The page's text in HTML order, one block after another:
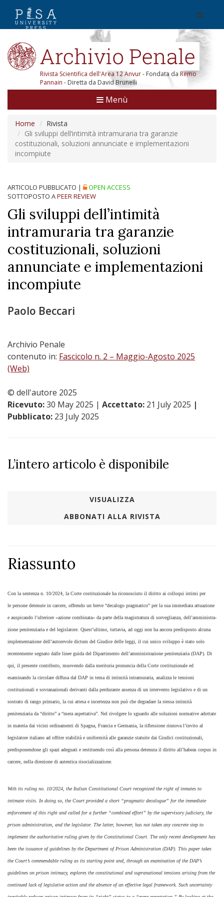
Rivista Scientifica dell'Area 12 Anvur- Fondata da Remo
Pannain - Diretta da David Brunelli
Menù
Home
Rivista
Gli sviluppi dell’intimità intramuraria tra garanzie
costituzionali, soluzioni annunciate e implementazioni
incompiute
ARTICOLO PUBBLICATO |
OPEN ACCESS
SOTTOPOSTO APEER REVIEW
Gli sviluppi dell’intimità
intramuraria tra garanzie
costituzionali, soluzioni
annunciate e implementazioni
incompiute
Paolo Beccari
Archivio Penale
contenuto in: Fascicolo n. 2 – Maggio-Agosto 2025
(Web)
© dell'autore 2025
Ricevuto:30 May 2025 | Accettato: 21 July 2025 |
Pubblicato: 23 July 2025
L’intero articolo è disponibile
VISUALIZZA
ABBONATI ALLA RIVISTA
Riassunto
​Con la sentenza n. 10/2024, la Corte costituzionale ha riconosciuto il diritto ai colloqui intimi per
le persone detenute in carcere, offrendo un breve “decalogo pragmatico” per la sua immediata attuazione
e auspicando l’ulteriore «azione combinata» da parte della magistratura di sorveglianza, dell’amministra-
zione penitenziaria e del legislatore. Quest’ultimo, tuttavia, ad oggi non ha ancora predisposto alcuna
implementazione dell’autorevole dictum del Giudice delle leggi, il cui unico sviluppo è stato solo
recentemente segnato dalle linee guida del Dipartimento dell’amministrazione penitenziaria (DAP). Di
qui, il presente contributo, muovendo dalla meritoria pronuncia della Corte costituzionale ed
esaminando la circolare diffusa dal DAP in tema di intimità intramuraria, analizza le tensioni
costituzionali e sovranazionali derivanti dalla perdurante assenza di un intervento legislativo e di un
sostrato di rango primario, la cui attesa e incertezza non può che degradare la stessa intimità
penitenziaria da “diritto” a “mera aspettativa”. Nel rivolgere lo sguardo alle soluzioni normative adottate
in materia dai vicini ordinamenti di Spagna, Francia e Germania, la riflessione rinnova l’invito al
legislatore italiano ad offrire stabilità e uniformità alle garanzie statuite dai Giudici costituzionali,
predisponendone gli spazi adeguati e restituendo così alla persona detenuta il diritto all’habeas corpus in
carcere, nella direzione di autentica risocializzazione.
With its ruling no. 10/2024, the Italian Constitutional Court recognized the right of inmates to
intimate visits. In doing so, the Court provided a short “pragmatic decalogue” for the immediate
enforcement of this right and called for a further “combined effort” by the supervisory judiciary, the
prison administration, and the legislator. The latter, however, has not taken any concrete step to
implement the authoritative ruling given by the Constitutional Court. The only recent development has
been the issuance of guidelines by the Department of Prison Administration (DAP). This paper takes
the Court’s commendable ruling as its starting point and, through an examination of the DAP’s
guidelines on prison intimacy, explores the constitutional and supranational tensions arising from the
continued lack of legislative action and the absence of an effective legal framework. Such uncertainty